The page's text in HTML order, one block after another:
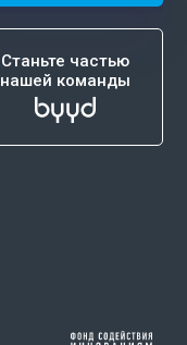
Станьте частью
нашей команды